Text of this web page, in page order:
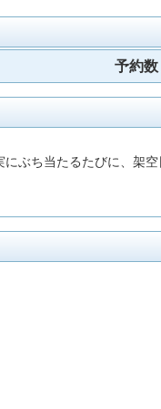
予約数
ぶち当たるたびに、架